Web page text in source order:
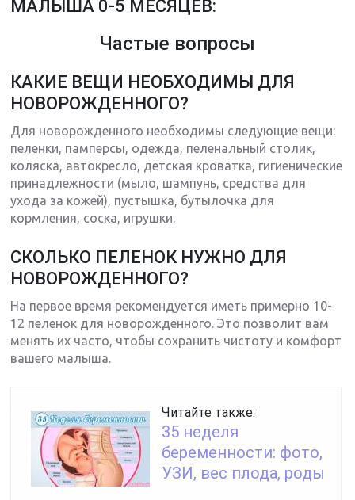
МАЛЫША 0-5 МЕСЯЦЕВ:
Частые вопросы
КАКИЕ ВЕЩИ НЕОБХОДИМЫ ДЛЯ
НОВОРОЖДЕННОГО?
Для новорожденного необходимы следующие вещи:
пеленки, памперсы, одежда, пеленальный столик,
коляска, автокресло, детская кроватка, гигиенические
принадлежности (мыло, шампунь, средства для
ухода за кожей), пустышка, бутылочка для
кормления, соска, игрушки.
СКОЛЬКО ПЕЛЕНОК НУЖНО ДЛЯ
НОВОРОЖДЕННОГО?
На первое время рекомендуется иметь примерно 10-
12 пеленок для новорожденного. Это позволит вам
менять их часто, чтобы сохранить чистоту и комфорт
вашего малыша.
Читайте также:
35 неделя
беременности: фото,
УЗИ, вес плода, роды